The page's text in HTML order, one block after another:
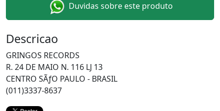
Duvidas sobre este produto
Descricao
GRINGOS RECORDS
R. 24 DE MAIO N. 116 LJ 13
CENTRO SÃƒO PAULO - BRASIL
(011)3337-8637